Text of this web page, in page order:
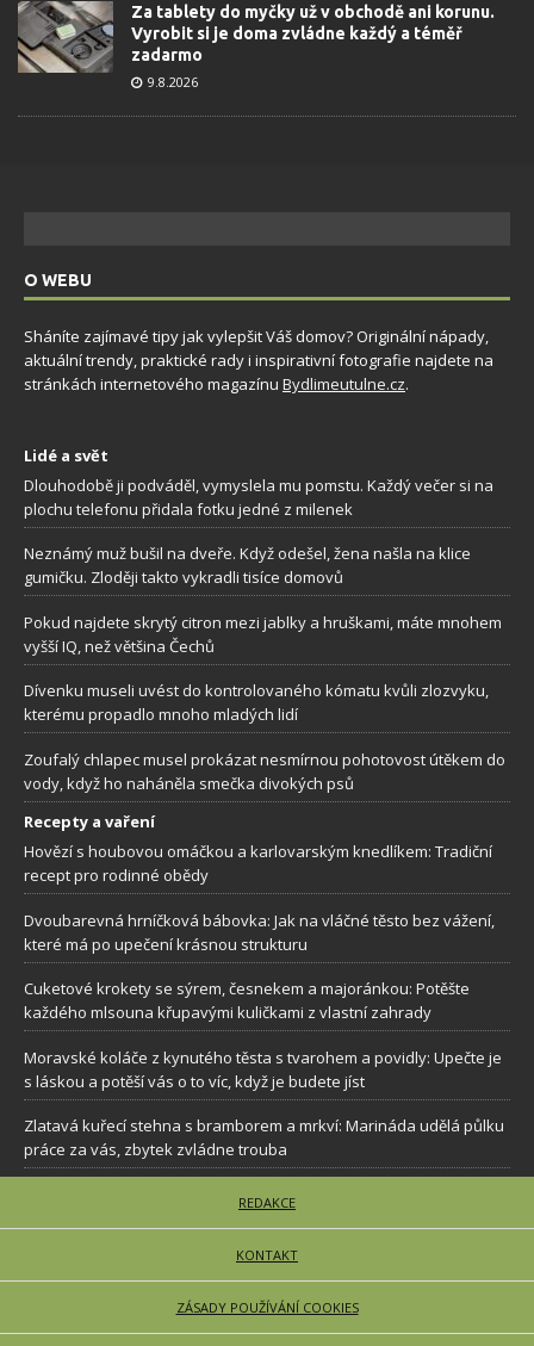
Za tablety do myčky už v obchodě ani korunu.
Vyrobit si je doma zvládne každý a téměř
zadarmo
9.8.2026
O WEBU
Sháníte zajímavé tipy jak vylepšit Váš domov? Originální nápady,
aktuální trendy, praktické rady i inspirativní fotografie najdete na
stránkách internetového magazínu Bydlimeutulne.cz.
Lidé a svět
Dlouhodobě ji podváděl, vymyslela mu pomstu. Každý večer si na
plochu telefonu přidala fotku jedné z milenek
Neznámý muž bušil na dveře. Když odešel, žena našla na klice
gumičku. Zloději takto vykradli tisíce domovů
Pokud najdete skrytý citron mezi jablky a hruškami, máte mnohem
vyšší IQ, než většina Čechů
Dívenku museli uvést do kontrolovaného kómatu kvůli zlozvyku,
kterému propadlo mnoho mladých lidí
Zoufalý chlapec musel prokázat nesmírnou pohotovost útěkem do
vody, když ho naháněla smečka divokých psů
Recepty a vaření
Hovězí s houbovou omáčkou a karlovarským knedlíkem: Tradiční
recept pro rodinné obědy
Dvoubarevná hrníčková bábovka: Jak na vláčné těsto bez vážení,
které má po upečení krásnou strukturu
Cuketové krokety se sýrem, česnekem a majoránkou: Potěšte
každého mlsouna křupavými kuličkami z vlastní zahrady
Moravské koláče z kynutého těsta s tvarohem a povidly: Upečte je
s láskou a potěší vás o to víc, když je budete jíst
Zlatavá kuřecí stehna s bramborem a mrkví: Marináda udělá půlku
práce za vás, zbytek zvládne trouba
REDAKCE
KONTAKT
ZÁSADY POUŽÍVÁNÍ COOKIES